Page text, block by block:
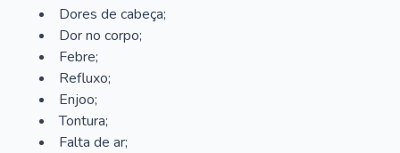
Dores de cabeça;
Dor no corpo;
Febre;
Refluxo;
Enjoo;
Tontura;
Falta de ar;